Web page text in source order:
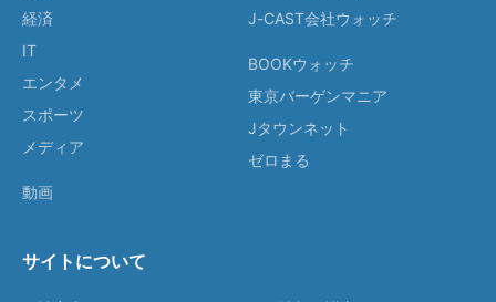
経済
IT
エンタメ
スポーツ
メディア
動画
J-CAST会社ウォッチ
BOOKウォッチ
東京バーゲンマニア
Jタウンネット
ゼロまる
サイトについて